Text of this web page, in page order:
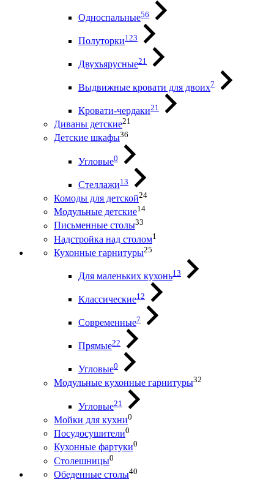
Односпальные56
Полуторки123
Двухъярусные21
Выдвижные кровати для двоих7
Кровати-чердаки21
Диваны детские21
Детские шкафы36
Угловые0
Стеллажи13
Комоды для детской24
Модульные детские14
Письменные столы33
Надстройка над столом1
Кухонные гарнитуры25
Для маленьких кухонь13
Классические12
Современные7
Прямые22
Угловые0
Модульные кухонные гарнитуры32
Угловые21
Мойки для кухни0
Посудосушители0
Кухонные фартуки0
Столешницы0
Обеденные столы40